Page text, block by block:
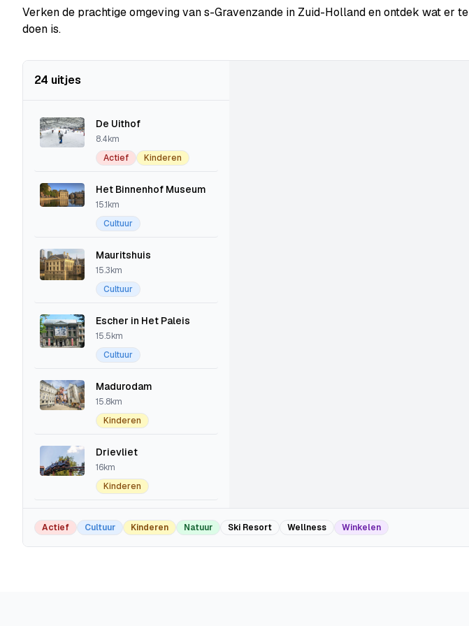
Verken de prachtige omgeving van s-Gravenzande in Zuid-Holland en ontdek wat er te
doen is.
24 uitjes
De Uithof
8.4km
Actief
Kinderen
Het Binnenhof Museum
15.1km
Cultuur
Mauritshuis
15.3km
Cultuur
Escher in Het Paleis
15.5km
Cultuur
Madurodam
15.8km
Kinderen
Drievliet
16km
Kinderen
Kinderboekenmuseum
16.1km
Actief Cultuur Kinderen Natuur Ski Resort Wellness Winkelen